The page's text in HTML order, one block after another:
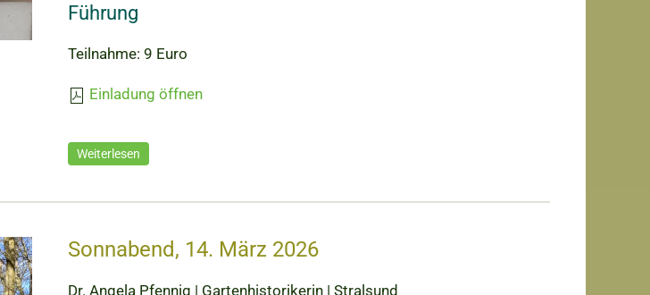
Führung
Teilnahme: 9 Euro
Einladung öffnen
Weiterlesen
Sonnabend, 14. März 2026
Dr. Angela Pfennig | Gartenhistorikerin | Stralsund